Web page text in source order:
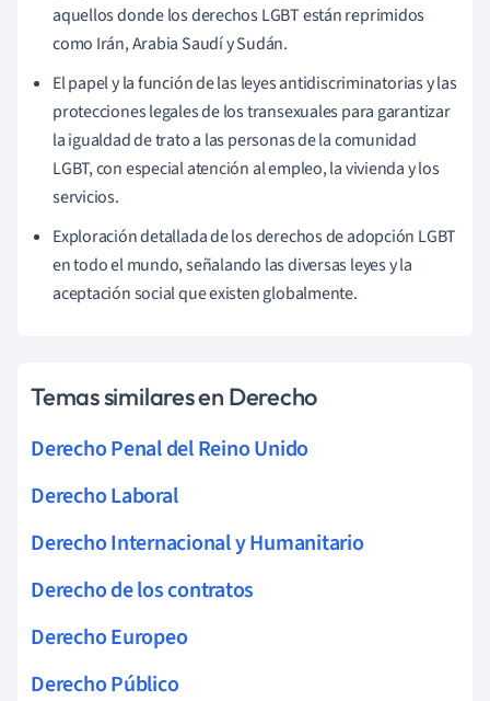
aquellos donde los derechos LGBT están reprimidos
como Irán, Arabia Saudí y Sudán.
El papel y la función de las leyes antidiscriminatorias y las
protecciones legales de los transexuales para garantizar
la igualdad de trato a las personas de la comunidad
LGBT, con especial atención al empleo, la vivienda y los
servicios.
Exploración detallada de los derechos de adopción LGBT
en todo el mundo, señalando las diversas leyes y la
aceptación social que existen globalmente.
Temas similares en Derecho
Derecho Penal del Reino Unido
Derecho Laboral
Derecho Internacional y Humanitario
Derecho de los contratos
Derecho Europeo
Derecho Público